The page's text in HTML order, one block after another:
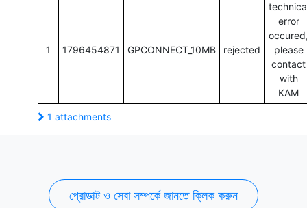
1 1796454871 GPCONNECT_10MB rejected
error
please
contact
with
KAM
1 attachments
প্রোডাক্ট ও সেবা সম্পর্কে জানতে ক্লিক করুন